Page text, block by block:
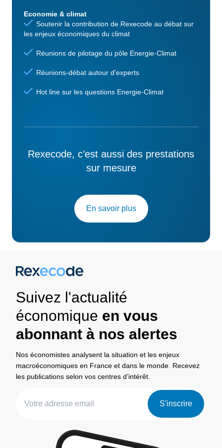
Economie & climat
Soutenir la contribution de Rexecode au débat sur
les enjeux économiques du climat
Réunions de pilotage du pôle Energie-Climat
Réunions-débat autour d'experts
Hot line sur les questions Energie-Climat
Rexecode, c’est aussi des prestations
sur mesure
En savoir plus
Suivez l'actualité
économique en vous
abonnant à nos alertes
Nos économistes analysent la situation et les enjeux
macroéconomiques en France et dans le monde. Recevez
les publications selon vos centres d’intérêt.
S'inscrire